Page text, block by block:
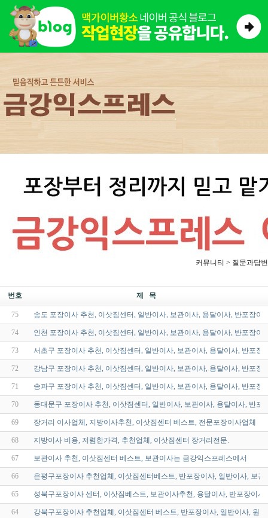
커뮤니티 > 질문과답변
번호 제 목
75 송도 포장이사 추천, 이삿짐센터, 일반이사, 보관이사, 용달이사, 반포장
74 인천 포장이사 추천, 이삿짐센터, 일반이사, 보관이사, 용달이사, 반포장
73 서초구 포장이사 추천, 이삿짐센터, 일반이사, 보관이사, 용달이사, 반포장
72 강남구 포장이사 추천, 이삿짐센터, 일반이사, 보관이사, 용달이사, 반포
71 송파구 포장이사 추천, 이삿짐센터, 일반이사, 보관이사, 용달이사, 반포
70 동대문구 포장이사 추천, 이삿짐센터, 일반이사, 보관이사, 용달이사, 반
69 장거리 이사업체, 지방이사추천, 이삿짐센터 베스트, 전문포장이사업체
68 지방이사 비용, 저렴한가격, 추천업체, 이삿짐센터 장거리전문.
67 보관이사 추천, 이삿짐센터 베스트, 보관이사는 금강익스프레스에서
66 은평구포장이사 추천업체, 이삿짐센터베스트, 반포장이사, 일반이사, 보
65 성북구포장이사 센터, 이삿짐베스트, 보관이사추천, 용달이사, 반포장이
64 강북구포장이사 추천업체, 이삿짐센터 베스트, 반포장이사, 일반이사, 원